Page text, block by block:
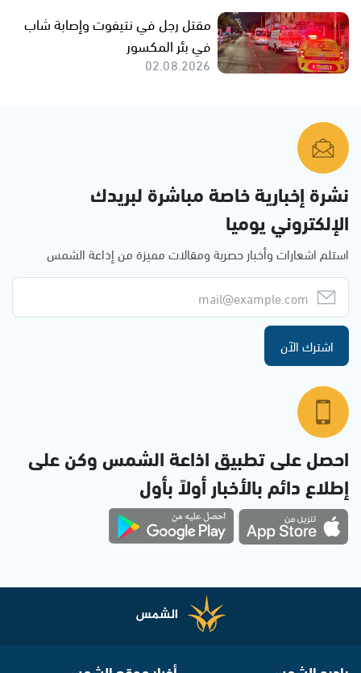
مقتل رجل في نتيفوت وإصابة شاب
في بئر المكسور
02.08.2026
نشرة إخبارية خاصة مباشرة لبريدك
الإلكتروني يوميا
استلم اشعارات وأخبار حصرية ومقالات مميزة من إذاعة الشمس
اشترك الآن
احصل على تطبيق اذاعة الشمس وكن على
إطلاع دائم بالأخبار أولاً بأول